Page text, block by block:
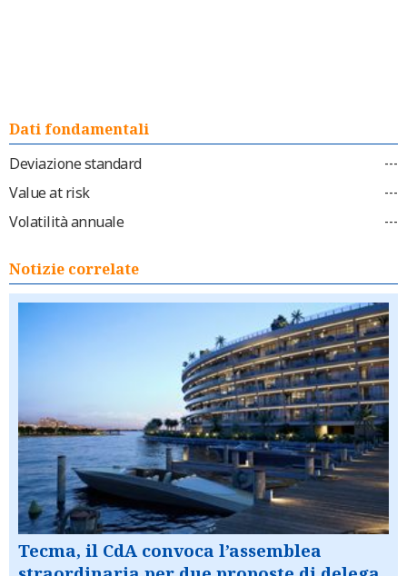
Dati fondamentali
Deviazione standard
---
Value at risk ---
Volatilità annuale ---
Notizie correlate
Tecma, il CdA convoca l’assemblea